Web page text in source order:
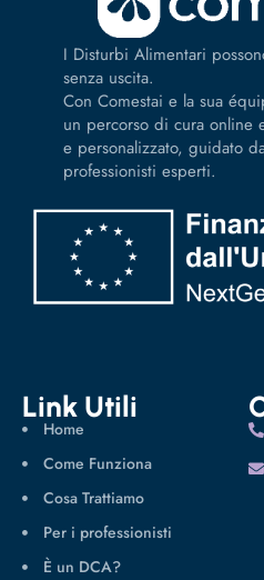
I Disturbi Alimentari
senza uscita.
Con Comestai e la sua
un percorso di cura online
e personalizzato, guidato
professionisti esperti.
Link Utili
Home
Come Funziona
Cosa Trattiamo
Per i professionisti
È un DCA?